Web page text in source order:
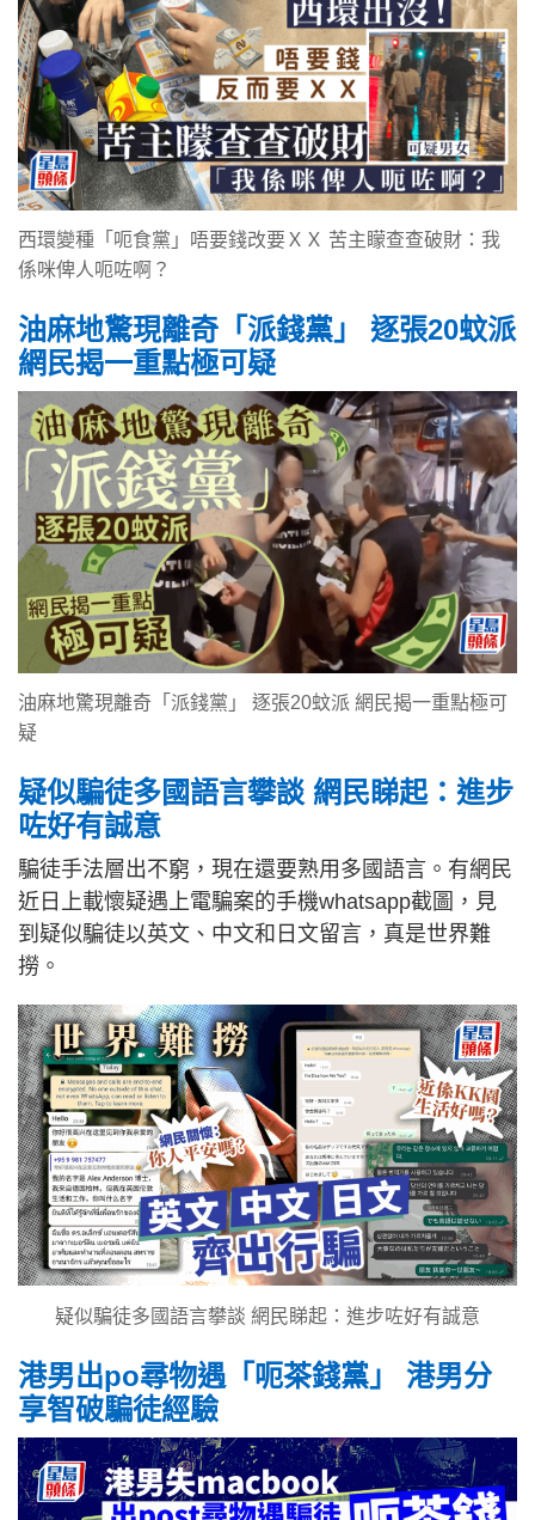
西環變種「呃食黨」唔要錢改要ＸＸ 苦主矇查查破財：我
係咪俾人呃咗啊？
油麻地驚現離奇「派錢黨」 逐張20蚊派
網民揭一重點極可疑
油麻地驚現離奇「派錢黨」 逐張20蚊派 網民揭一重點極可
疑
疑似騙徒多國語言攀談 網民睇起：進步
咗好有誠意
騙徒手法層出不窮，現在還要熟用多國語言。有網民
近日上載懷疑遇上電騙案的手機whatsapp截圖，見
到疑似騙徒以英文、中文和日文留言，真是世界難
撈。
疑似騙徒多國語言攀談 網民睇起：進步咗好有誠意
港男出po尋物遇「呃茶錢黨」 港男分
享智破騙徒經驗